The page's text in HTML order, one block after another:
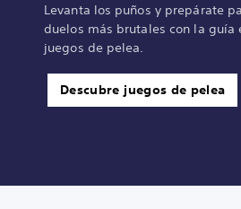
Levanta los puños y prepárate
duelos más brutales con la guía
juegos de pelea.
Descubre juegos de pelea